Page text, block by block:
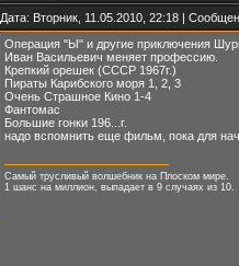
Дата: Вторник, 11.05.2010, 22:18 |
Операция "Ы" и другие приключения
Иван Васильевич меняет профессию.
Крепкий орешек (СССР 1967г.)
Пираты Карибского моря 1, 2, 3
Очень Страшное Кино 1-4
Фантомас
Большие гонки 196...г.
надо вспомнить еще фильм, пока для
Самый трусливый волшебник на Плоском мире.
1 шанс на миллион, выпадает в 9 случаях из 10.